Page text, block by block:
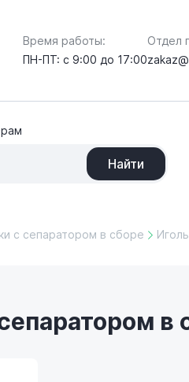
Время работы:
ПН-ПТ: с 9:00 до 17:00
Отдел
Найти
с сепаратором в сборе
в